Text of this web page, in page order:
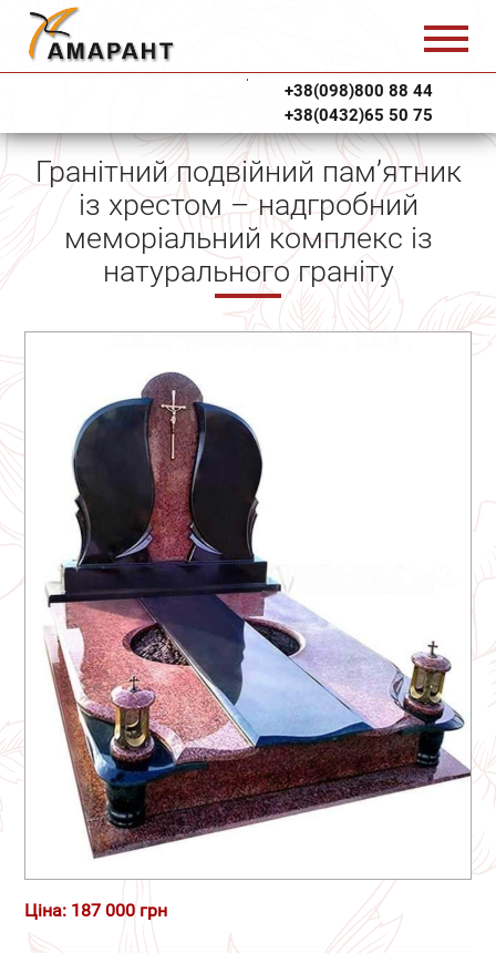
+38(098)800 88 44
+38(0432)65 50 75
Гранітний подвійний пам’ятник
із хрестом – надгробний
меморіальний комплекс із
натурального граніту
Ціна: 187 000 грн